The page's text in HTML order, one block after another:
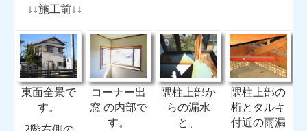
↓↓施工前↓↓
東面全景で
す。
コーナー出
窓 の内部で
す。
隅柱上部か
らの漏水
と、
隅柱上部の
桁とタルキ
付近の雨漏